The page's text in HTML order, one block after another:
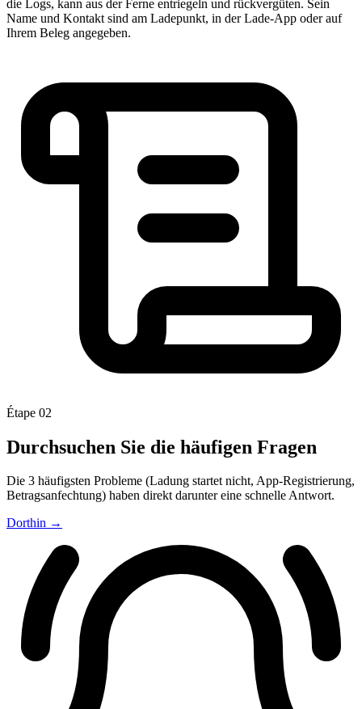
die Logs, kann aus der Ferne entriegeln und rückvergüten. Sein
Name und Kontakt sind am Ladepunkt, in der Lade-App oder auf
Ihrem Beleg angegeben.
Étape 02
Durchsuchen Sie die häufigen Fragen
Die 3 häufigsten Probleme (Ladung startet nicht, App-Registrierung,
Betragsanfechtung) haben direkt darunter eine schnelle Antwort.
Dorthin →